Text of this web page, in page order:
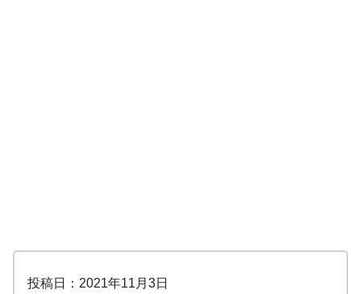
投稿日：2021年11月3日